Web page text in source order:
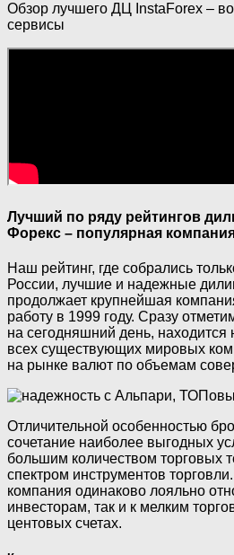
Обзор лучшего ДЦ InstaForex –
сервисы
Лучший по ряду рейтингов
Форекс – популярная
Наш рейтинг, где собрались
России, лучшие и надежные
продолжает крупнейшая
работу в 1999 году. Сразу
на сегодняшний день, находится
всех существующих мировых
на рынке валют по объемам
Отличительной особенностью
сочетание наиболее выгодных
большим количеством торговых
спектром инструментов
компания одинаково лояльно
инвесторам, так и к мелким
центовых счетах.